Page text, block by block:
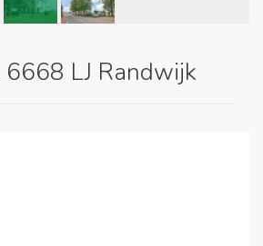
LJ Randwijk